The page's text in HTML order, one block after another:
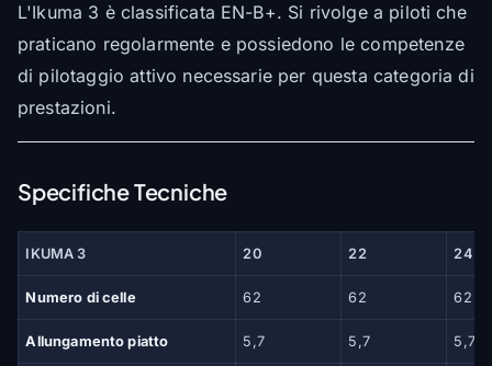
L'Ikuma 3 è classificata EN-B+. Si rivolge a piloti che
praticano regolarmente e possiedono le competenze
di pilotaggio attivo necessarie per questa categoria di
prestazioni.
Specifiche Tecniche
IKUMA 3 20 22 24
Numero di celle 62 62 62
Allungamento piatto 5,7 5,7 5,7